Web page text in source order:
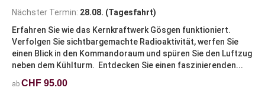
Nächster Termin: 28.08. (Tagesfahrt)
Erfahren Sie wie das Kernkraftwerk Gösgen funktioniert.
Verfolgen Sie sichtbargemachte Radioaktivität, werfen Sie
einen Blick in den Kommandoraum und spüren Sie den Luftzug
neben dem Kühlturm. Entdecken Sie einen faszinierenden...
ab CHF 95.00